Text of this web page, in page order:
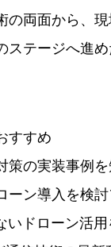
の両面から、現
ステージへ進
すすめ
策の実装事例
ーン導入を検
いドローン活